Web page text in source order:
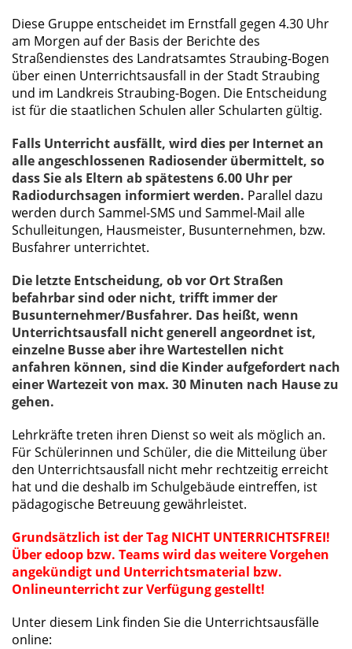
Diese Gruppe entscheidet im Ernstfall gegen 4.30 Uhr
am Morgen auf der Basis der Berichte des
Straßendienstes des Landratsamtes Straubing-Bogen
über einen Unterrichtsausfall in der Stadt Straubing
und im Landkreis Straubing-Bogen. Die Entscheidung
ist für die staatlichen Schulen aller Schularten gültig.
Falls Unterricht ausfällt, wird dies per Internet an
alle angeschlossenen Radiosender übermittelt, so
dass Sie als Eltern ab spätestens 6.00 Uhr per
Radiodurchsagen informiert werden. Parallel dazu
werden durch Sammel-SMS und Sammel-Mail alle
Schulleitungen, Hausmeister, Busunternehmen, bzw.
Busfahrer unterrichtet.
Die letzte Entscheidung, ob vor Ort Straßen
befahrbar sind oder nicht, trifft immer der
Busunternehmer/Busfahrer. Das heißt, wenn
Unterrichtsausfall nicht generell angeordnet ist,
einzelne Busse aber ihre Wartestellen nicht
anfahren können, sind die Kinder aufgefordert nach
einer Wartezeit von max. 30 Minuten nach Hause zu
gehen.
Lehrkräfte treten ihren Dienst so weit als möglich an.
Für Schülerinnen und Schüler, die die Mitteilung über
den Unterrichtsausfall nicht mehr rechtzeitig erreicht
hat und die deshalb im Schulgebäude eintreffen, ist
pädagogische Betreuung gewährleistet.
Grundsätzlich ist der Tag NICHT UNTERRICHTSFREI!
Über edoop bzw. Teams wird das weitere Vorgehen
angekündigt und Unterrichtsmaterial bzw.
Onlineunterricht zur Verfügung gestellt!
Unter diesem Link finden Sie die Unterrichtsausfälle
online: